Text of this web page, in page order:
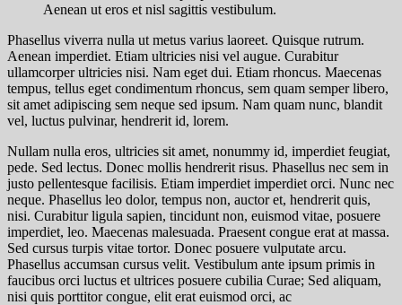
Aenean ut eros et nisl sagittis vestibulum.
Phasellus viverra nulla ut metus varius laoreet. Quisque rutrum.
Aenean imperdiet. Etiam ultricies nisi vel augue. Curabitur
ullamcorper ultricies nisi. Nam eget dui. Etiam rhoncus. Maecenas
tempus, tellus eget condimentum rhoncus, sem quam semper libero,
sit amet adipiscing sem neque sed ipsum. Nam quam nunc, blandit
vel, luctus pulvinar, hendrerit id, lorem.
Nullam nulla eros, ultricies sit amet, nonummy id, imperdiet feugiat,
pede. Sed lectus. Donec mollis hendrerit risus. Phasellus nec sem in
justo pellentesque facilisis. Etiam imperdiet imperdiet orci. Nunc nec
neque. Phasellus leo dolor, tempus non, auctor et, hendrerit quis,
nisi. Curabitur ligula sapien, tincidunt non, euismod vitae, posuere
imperdiet, leo. Maecenas malesuada. Praesent congue erat at massa.
Sed cursus turpis vitae tortor. Donec posuere vulputate arcu.
Phasellus accumsan cursus velit. Vestibulum ante ipsum primis in
faucibus orci luctus et ultrices posuere cubilia Curae; Sed aliquam,
nisi quis porttitor congue, elit erat euismod orci, ac